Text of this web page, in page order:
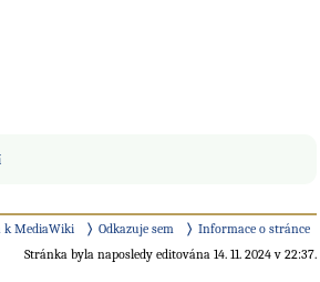
k MediaWiki Odkazuje sem
Informace o stránce
Stránka byla naposledy editována 14. 11. 2024 v 22:37.